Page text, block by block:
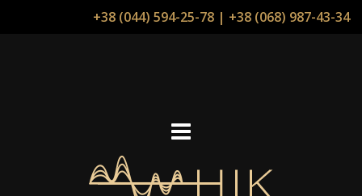
+38 (044) 594-25-78 | +38 (068) 987-43-34